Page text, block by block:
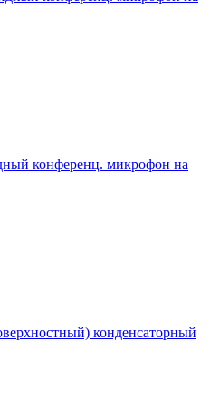
конференц. микрофон на
конденсаторный